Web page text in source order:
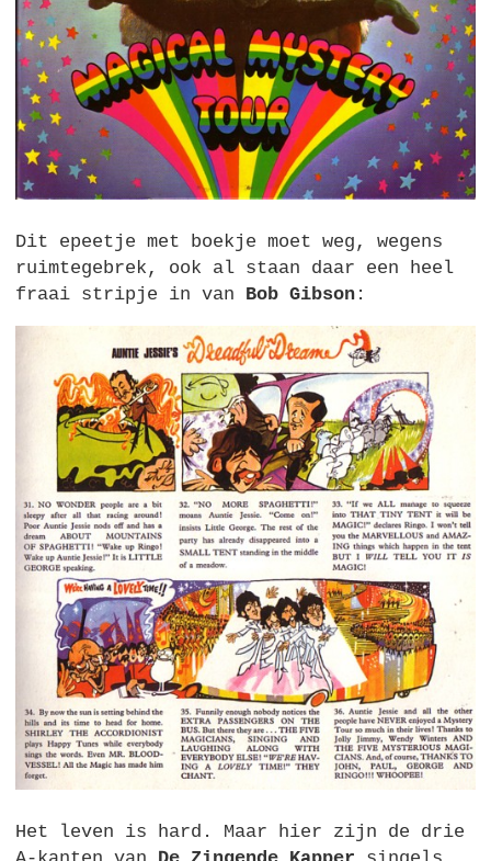
Dit epeetje met boekje moet weg, wegens
ruimtegebrek, ook al staan daar een heel
fraai stripje in van Bob Gibson :
Het leven is hard. Maar hier zijn de drie